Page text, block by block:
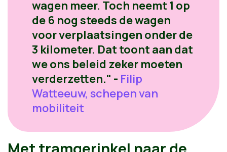
wagen meer. Toch neemt 1 op
de 6 nog steeds de wagen
voor verplaatsingen onder de
3 kilometer. Dat toont aan dat
we ons beleid zeker moeten
verderzetten." - Filip
Watteeuw, schepen van
mobiliteit